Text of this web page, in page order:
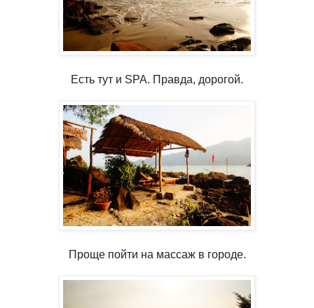
Есть тут и SPA. Правда, дорогой.
Проще пойти на массаж в городе.